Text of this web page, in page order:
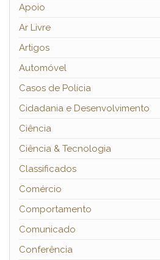
Apoio
Ar Livre
Artigos
Automóvel
Casos de Polícia
Cidadania e Desenvolvimento
Ciência
Ciência & Tecnologia
Classificados
Comércio
Comportamento
Comunicado
Conferência